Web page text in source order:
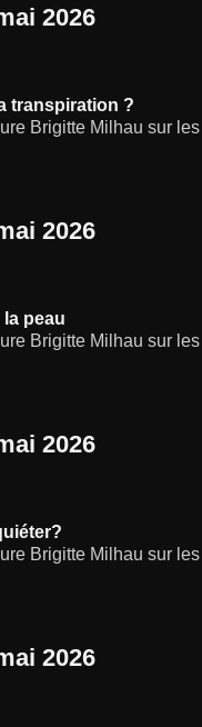
2026
transpiration ?
Brigitte Milhau sur
2026
peau
Brigitte Milhau sur
2026
Brigitte Milhau sur
2026